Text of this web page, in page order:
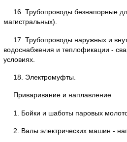
16. Трубопроводы безнапорные
магистральных).
17. Трубопроводы наружных и
водоснабжения и теплофикации -
условиях.
18. Электромуфты.
Приваривание и наплавление
1. Бойки и шаботы паровых
2. Валы электрических машин -